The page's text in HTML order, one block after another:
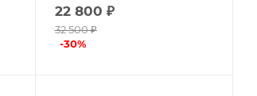
22 800 ₽
32 500₽
-30%